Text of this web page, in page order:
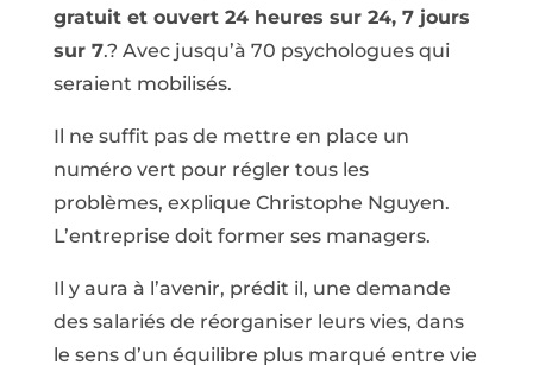
gratuit et ouvert 24 heures sur 24, 7 jours
sur 7.? Avec jusqu’à 70 psychologues qui
seraient mobilisés.
Il ne suffit pas de mettre en place un
numéro vert pour régler tous les
problèmes, explique Christophe Nguyen.
L’entreprise doit former ses managers.
Il y aura à l’avenir, prédit il, une demande
des salariés de réorganiser leurs vies, dans
le sens d’un équilibre plus marqué entre vie